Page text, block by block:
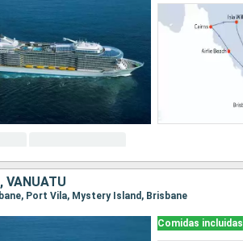
VANUATU
Port Vila, Mystery Island, Brisbane
Comidas incluidas